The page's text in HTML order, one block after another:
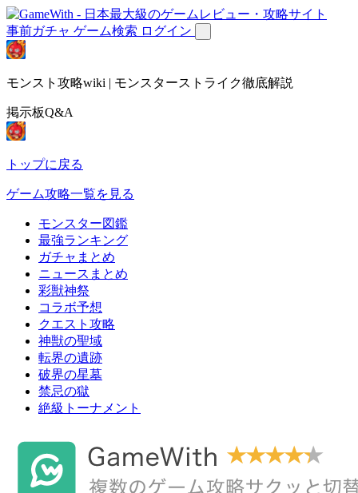
事前ガチャ ゲーム検索 ログイン
モンスト攻略wiki | モンスターストライク徹底解説
掲示板Q&A
トップに戻る
ゲーム攻略一覧を見る
モンスター図鑑
最強ランキング
ガチャまとめ
ニュースまとめ
彩獣神祭
コラボ予想
クエスト攻略
神獣の聖域
転界の遺跡
破界の星墓
禁忌の獄
絶級トーナメント